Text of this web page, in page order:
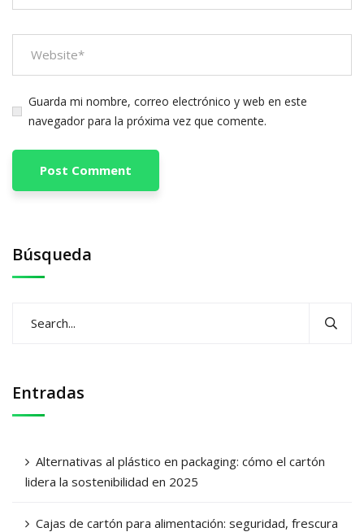
Guarda mi nombre, correo electrónico y web en este
navegador para la próxima vez que comente.
Búsqueda
Entradas
Alternativas al plástico en packaging: cómo el cartón
lidera la sostenibilidad en 2025
Cajas de cartón para alimentación: seguridad, frescura